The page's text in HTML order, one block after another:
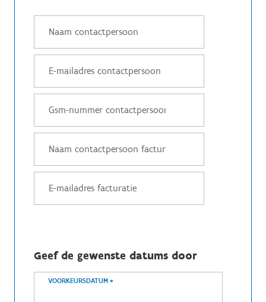
Geef de gewenste datums door
VOORKEURSDATUM *